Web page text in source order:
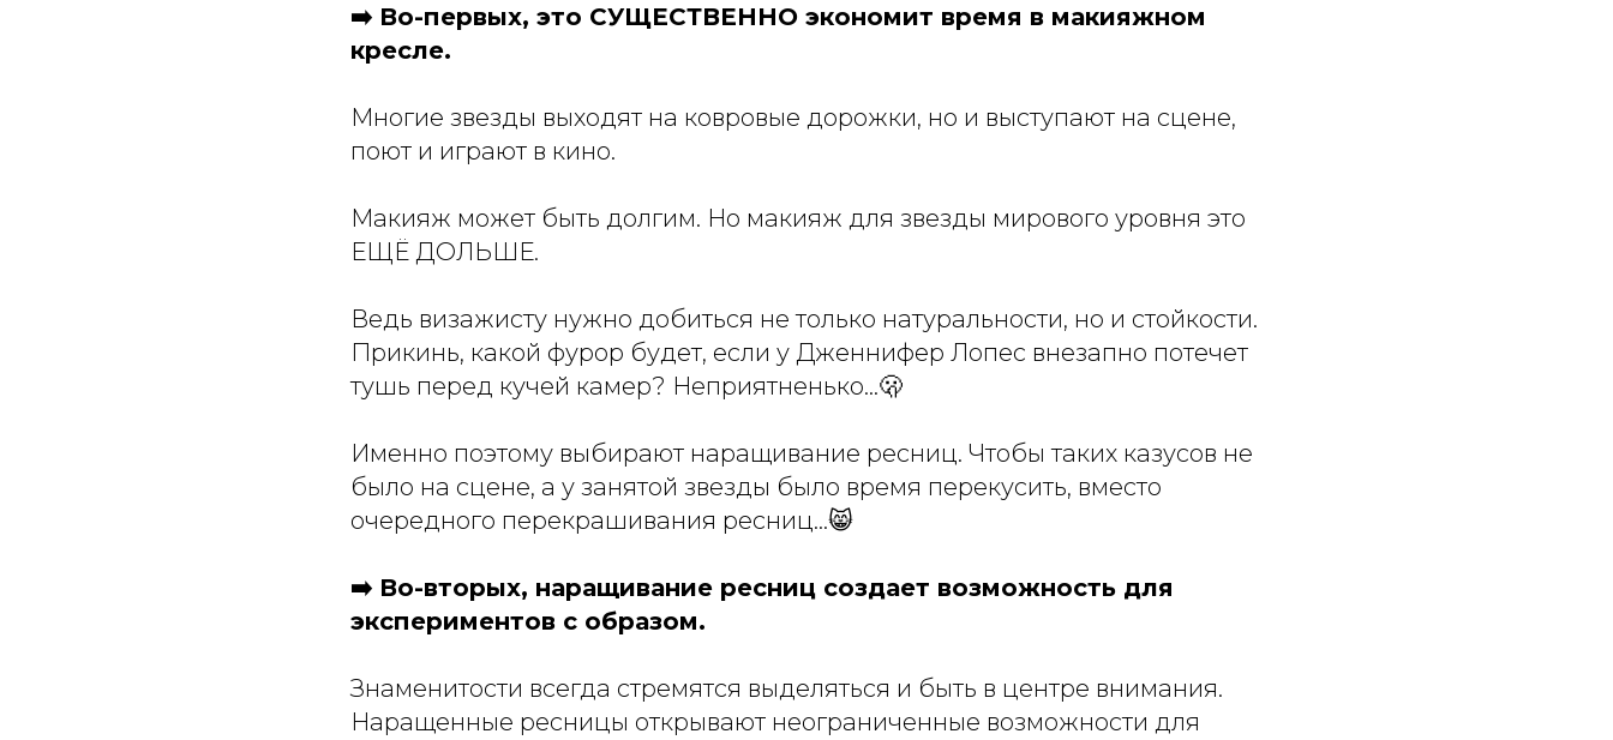
➡️ Во-первых, это СУЩЕСТВЕННО экономит время в макияжном
кресле.
Многие звезды выходят на ковровые дорожки, но и выступают на сцене,
поют и играют в кино.
Макияж может быть долгим. Но макияж для звезды мирового уровня это
ЕЩЁ ДОЛЬШЕ.
Ведь визажисту нужно добиться не только натуральности, но и стойкости.
Прикинь, какой фурор будет, если у Дженнифер Лопес внезапно потечет
тушь перед кучей камер? Неприятненько…🫢
Именно поэтому выбирают наращивание ресниц. Чтобы таких казусов не
было на сцене, а у занятой звезды было время перекусить, вместо
очередного перекрашивания ресниц…😸
➡️ Во-вторых, наращивание ресниц создает возможность для
экспериментов с образом.
Знаменитости всегда стремятся выделяться и быть в центре внимания.
Наращенные ресницы открывают неограниченные возможности для